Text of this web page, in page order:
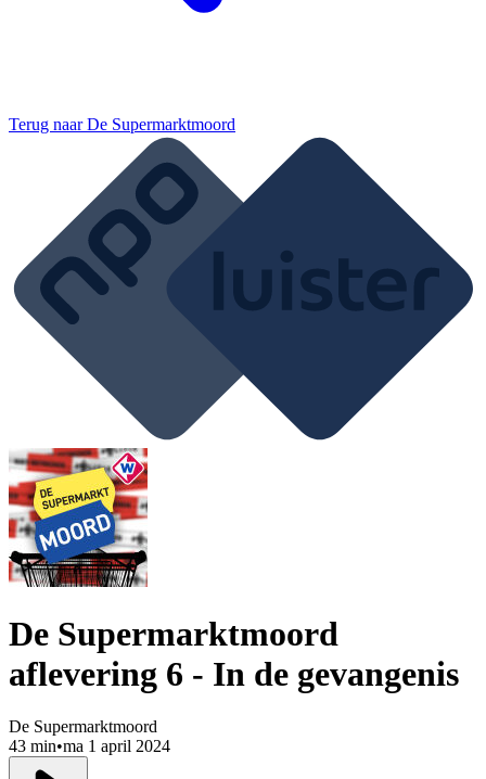
Terug naarDe Supermarktmoord
De Supermarktmoord
aflevering 6 - In de gevangenis
De Supermarktmoord
43 min•ma 1 april 2024